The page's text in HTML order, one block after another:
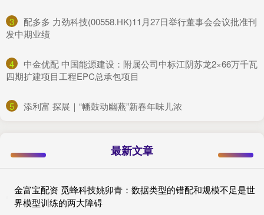
3
​配多多 力劲科技(00558.HK)11月27日举行董事会会议批准刊
发中期业绩
4
​中金优配 中国能源建设：附属公司中标江阴苏龙2×66万千瓦
四期扩建项目工程EPC总承包项目
5 ​添利富 探展｜“幡鼓动幽燕”新春年味儿浓
最新文章
金富宝配资 觅蜂科技姚卯青：数据类型的错配和规模不足是世
界模型训练的两大障碍